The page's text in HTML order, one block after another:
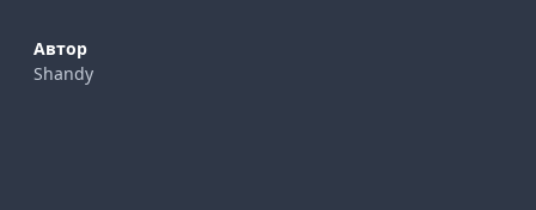
Автор
Shandy